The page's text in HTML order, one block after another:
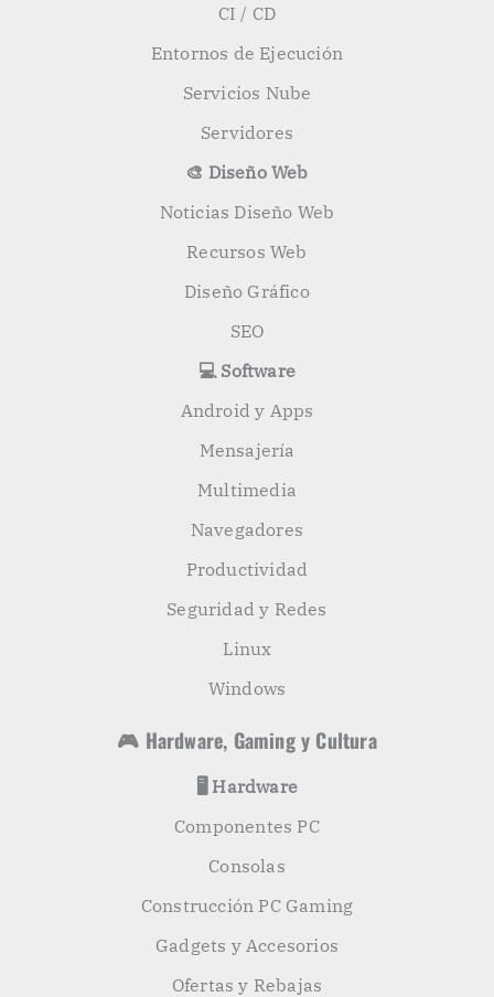
CI / CD
Entornos de Ejecución
Servicios Nube
Servidores
🎨 Diseño Web
Noticias Diseño Web
Recursos Web
Diseño Gráfico
SEO
💻 Software
Android y Apps
Mensajería
Multimedia
Navegadores
Productividad
Seguridad y Redes
Linux
Windows
🎮 Hardware, Gaming y Cultura
🖥️ Hardware
Componentes PC
Consolas
Construcción PC Gaming
Gadgets y Accesorios
Ofertas y Rebajas